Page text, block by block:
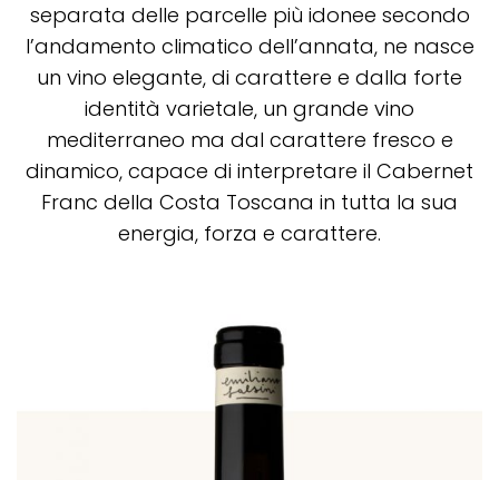
separata delle parcelle più idonee secondo
l’andamento climatico dell’annata, ne nasce
un vino elegante, di carattere e dalla forte
identità varietale, un grande vino
mediterraneo ma dal carattere fresco e
dinamico, capace di interpretare il Cabernet
Franc della Costa Toscana in tutta la sua
energia, forza e carattere.